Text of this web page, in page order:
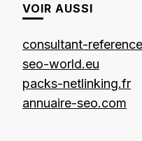
VOIR AUSSI
consultant-
seo-world.eu
packs-netlinking.fr
annuaire-seo.com